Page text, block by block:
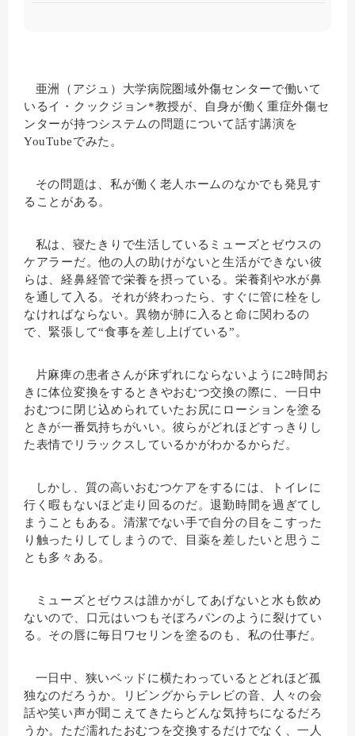
亜洲（アジュ）大学病院圏域外傷センターで働いて
いるイ・クックジョン*教授が、自身が働く重症外傷セ
ンターが持つシステムの問題について話す講演を
YouTubeでみた。
その問題は、私が働く老人ホームのなかでも発見す
ることがある。
私は、寝たきりで生活しているミューズとゼウスの
ケアラーだ。他の人の助けがないと生活ができない彼
らは、経鼻経管で栄養を摂っている。栄養剤や水が鼻
を通して入る。それが終わったら、すぐに管に栓をし
なければならない。異物が肺に入ると命に関わるの
で、緊張して“食事を差し上げている”。
片麻痺の患者さんが床ずれにならないように2時間お
きに体位変換をするときやおむつ交換の際に、一日中
おむつに閉じ込められていたお尻にローションを塗る
ときが一番気持ちがいい。彼らがどれほどすっきりし
た表情でリラックスしているかがわかるからだ。
しかし、質の高いおむつケアをするには、トイレに
行く暇もないほど走り回るのだ。退勤時間を過ぎてし
まうこともある。清潔でない手で自分の目をこすった
り触ったりしてしまうので、目薬を差したいと思うこ
とも多々ある。
ミューズとゼウスは誰かがしてあげないと水も飲め
ないので、口元はいつもそぼろパンのように裂けてい
る。その唇に毎日ワセリンを塗るのも、私の仕事だ。
一日中、狭いベッドに横たわっているとどれほど孤
独なのだろうか。リビングからテレビの音、人々の会
話や笑い声が聞こえてきたらどんな気持ちになるだろ
うか。ただ濡れたおむつを交換するだけでなく、一人